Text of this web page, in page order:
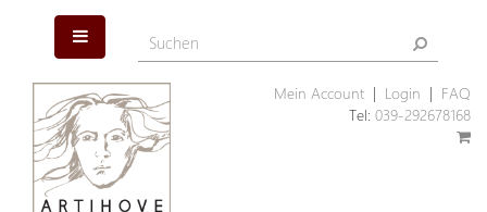
Mein Account| Login
FAQ
Tel: 039-292678168